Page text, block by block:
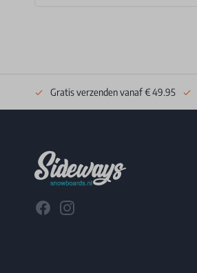
Gratis verzenden vanaf € 49.95
FacebookInstagram